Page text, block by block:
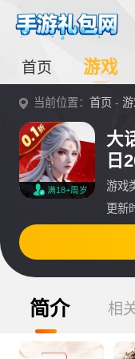
首页 游戏
当前位置：首页 -
满18+周岁
大
日
游戏
更新
简介 相